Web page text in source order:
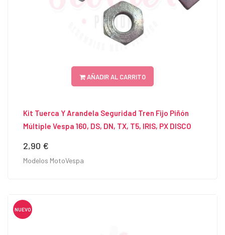
AÑADIR AL CARRITO
Kit Tuerca Y Arandela Seguridad Tren Fijo Piñón
Múltiple Vespa 160, DS, DN, TX, T5, IRIS, PX DISCO
Precio
2,90 €
Modelos MotoVespa
NUEVO